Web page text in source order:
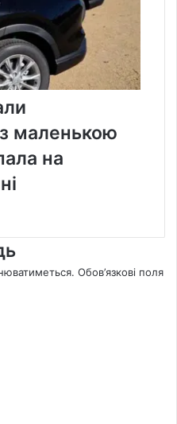
маленькою
на
Обов’язкові поля